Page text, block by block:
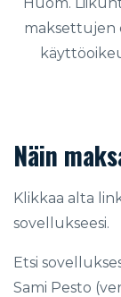
maksettujen
Näin
Klikkaa alta
sovellukseesi.
Etsi
Sami Pesto